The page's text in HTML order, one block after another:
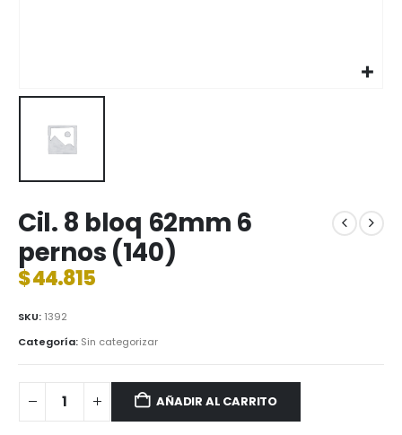
Cil. 8 bloq 62mm 6
pernos (140)
$44.815
SKU: 1392
Categoría: Sin categorizar
AÑADIR AL CARRITO